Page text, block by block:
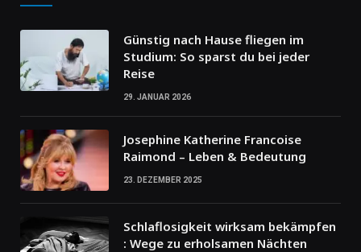
Günstig nach Hause fliegen im
Studium: So sparst du bei jeder
Reise
29. JANUAR 2026
Josephine Katherine Francoise
Raimond – Leben & Bedeutung
23. DEZEMBER 2025
Schlaflosigkeit wirksam bekämpfen
: Wege zu erholsamen Nächten